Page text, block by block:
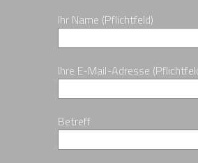
Ihr Name (Pflichtfeld)
Ihre E-Mail-Adresse
Betreff